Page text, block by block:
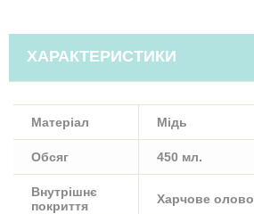
ХАРАКТЕРИСТИКИ
Матеріал Мідь
Обсяг 450 мл.
Внутрішнє
покриття
Харчове олово